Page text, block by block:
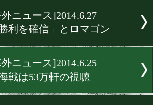
[ニュース]2014.7.14
和毅がブログでコメント
[メヒコ情報]2014.7.5
BOXING NEWS FROM